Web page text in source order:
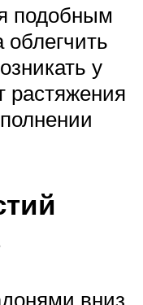
подобным
у
растяжения
вниз